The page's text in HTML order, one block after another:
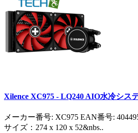
Xilence XC975 - LQ240 AIO水冷シス
メーカー番号: XC975 EAN番号:
サイズ：274 x 120 x 52&nbs..